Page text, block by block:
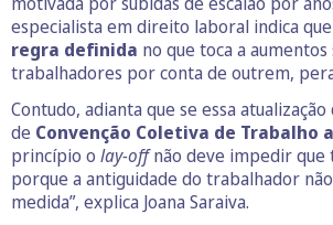
especialista em direito laboral indica que
regra definida no que toca a aumentos
trabalhadores por conta de outrem,
Contudo, adianta que se essa
de Convenção Coletiva de Trabalho
princípio o lay-offnão deve impedir que
porque a antiguidade do trabalhador
medida”, explica Joana Saraiva.